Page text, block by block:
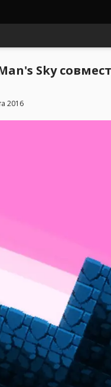
Sky
2016